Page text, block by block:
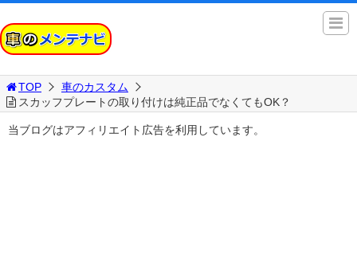
TOP
車のカスタム
スカッフプレートの取り付けは純正品でなくてもOK？
当ブログはアフィリエイト広告を利用しています。